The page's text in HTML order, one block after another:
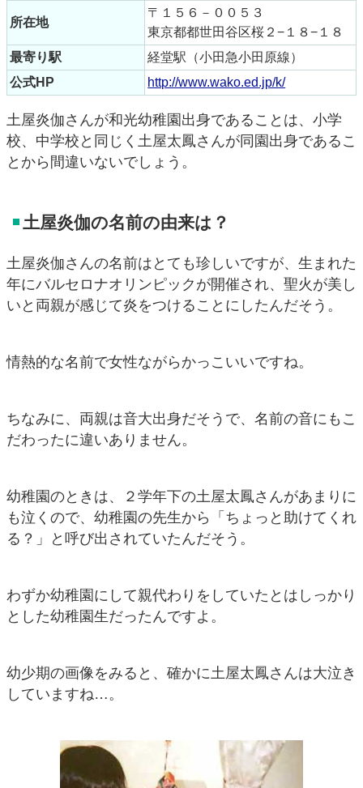
所在地
〒１５６－００５３
東京都都世田谷区桜２−１８−１８
最寄り駅
経堂駅（小田急小田原線）
公式HP
http://www.wako.ed.jp/k/
土屋炎伽さんが和光幼稚園出身であることは、小学
校、中学校と同じく土屋太鳳さんが同園出身であるこ
とから間違いないでしょう。
土屋炎伽の名前の由来は？
土屋炎伽さんの名前はとても珍しいですが、生まれた
年にバルセロナオリンピックが開催され、聖火が美し
いと両親が感じて炎をつけることにしたんだそう。
情熱的な名前で女性ながらかっこいいですね。
ちなみに、両親は音大出身だそうで、名前の音にもこ
だわったに違いありません。
幼稚園のときは、２学年下の土屋太鳳さんがあまりに
も泣くので、幼稚園の先生から「ちょっと助けてくれ
る？」と呼び出されていたんだそう。
わずか幼稚園にして親代わりをしていたとはしっかり
とした幼稚園生だったんですよ。
幼少期の画像をみると、確かに土屋太鳳さんは大泣き
していますね…。